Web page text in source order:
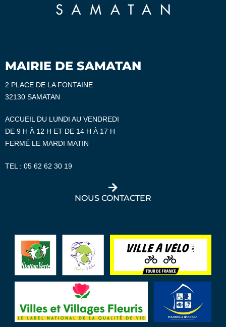
MAIRIE DE SAMATAN
2 PLACE DE LA FONTAINE
32130 SAMATAN
ACCUEIL DU LUNDI AU VENDREDI
DE 9 H À 12 H ET DE 14 H À 17 H
FERMÉ LE MARDI MATIN
TEL : 05 62 62 30 19
NOUS CONTACTER